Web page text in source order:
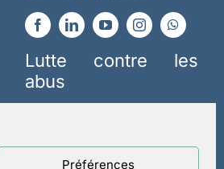
Préférences
Lutte contre les
abus
Politique de confidentialité
Un site réalisé par